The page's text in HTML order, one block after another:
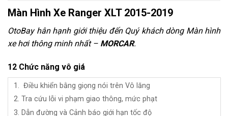
Màn Hình Xe Ranger XLT 2015-2019
OtoBay hân hạnh giới thiệu đến Quý khách dòng Màn hình
xe hơi thông minh nhất– MORCAR.
12 Chức năng vô giá
Điều khiển bằng giọng nói trên Vô lăng
Tra cứu lỗi vi phạm giao thông, mức phạt
Dẫn đường và Cảnh báo giới hạn tốc độ